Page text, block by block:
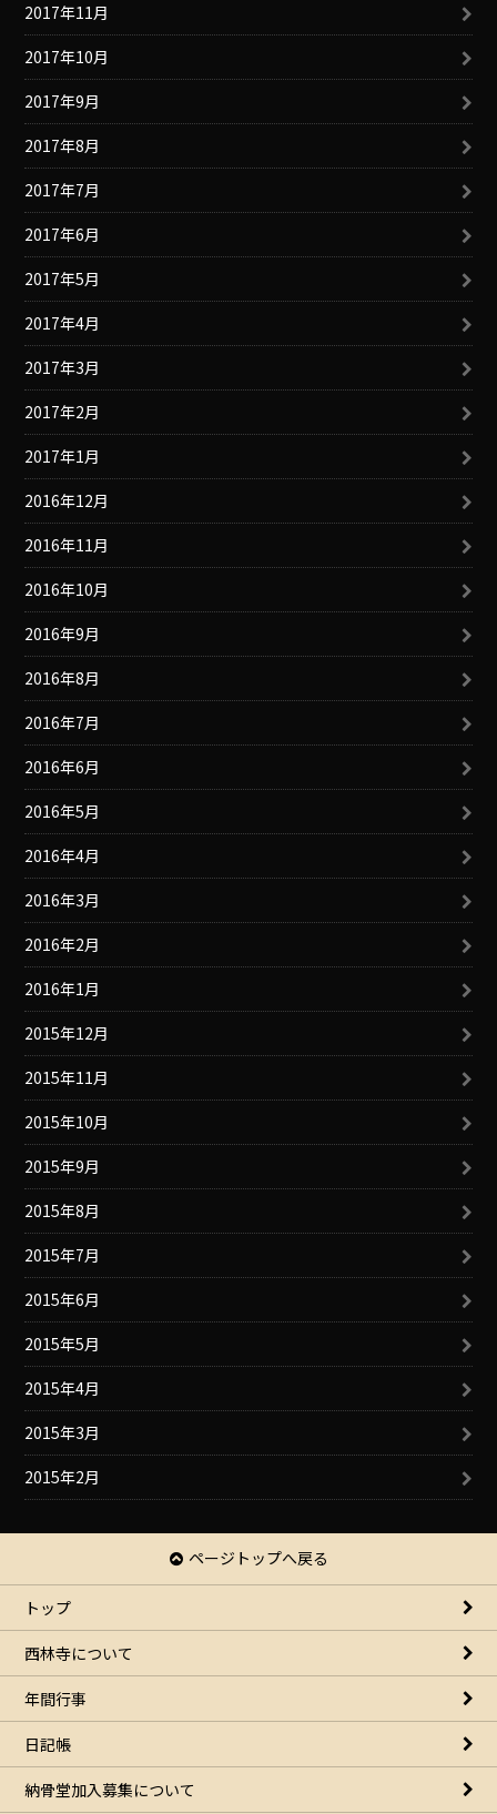
2017年11月
2017年10月
2017年9月
2017年8月
2017年7月
2017年6月
2017年5月
2017年4月
2017年3月
2017年2月
2017年1月
2016年12月
2016年11月
2016年10月
2016年9月
2016年8月
2016年7月
2016年6月
2016年5月
2016年4月
2016年3月
2016年2月
2016年1月
2015年12月
2015年11月
2015年10月
2015年9月
2015年8月
2015年7月
2015年6月
2015年5月
2015年4月
2015年3月
2015年2月
ページトップへ戻る
トップ
西林寺について
年間行事
日記帳
納骨堂加入募集について